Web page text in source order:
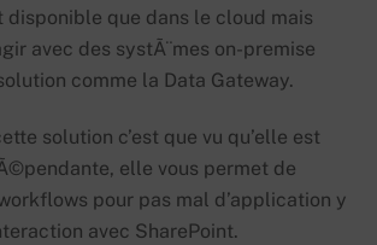
disponible que dans le cloud mais
avec des systÃ¨mes on-premise
comme la Data Gateway.
solution c’est que vu qu’elle est
elle vous permet de
pour pas mal d’application y
avec SharePoint.